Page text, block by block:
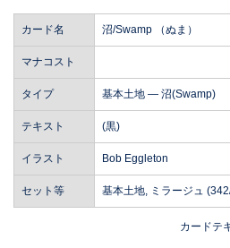
カード名 沼/Swamp （ぬま）
マナコスト
タイプ 基本土地 ― 沼(Swamp)
テキスト (黒)
イラスト Bob Eggleton
セット等 基本土地, ミラージュ
カードテ